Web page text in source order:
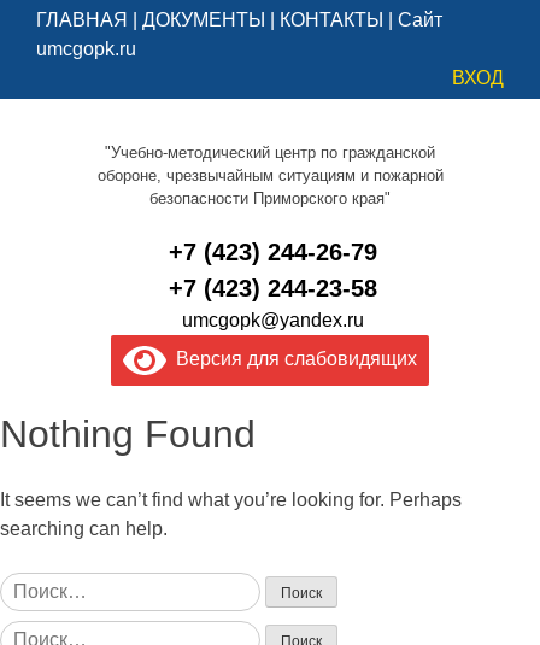
ГЛАВНАЯ ДОКУМЕНТЫ КОНТАКТЫ
Сайт
umcgopk.ru
ВХОД
"Учебно-методический центр по гражданской
обороне, чрезвычайным ситуациям и пожарной
безопасности Приморского края"
+7 (423) 244-26-79
+7 (423) 244-23-58
umcgopk@yandex.ru
Версия для слабовидящих
Nothing Found
It seems we can’t find what you’re looking for. Perhaps
searching can help.
Найти:
Найти: